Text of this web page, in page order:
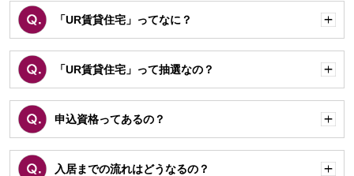
「UR賃貸住宅」ってなに？
く
「UR賃貸住宅」って抽選なの？
く
申込資格ってあるの？
く
入居までの流れはどうなるの？